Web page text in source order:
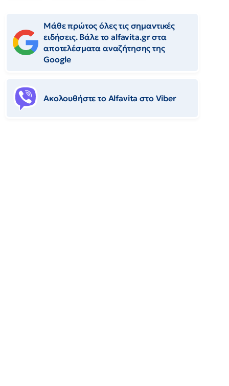
Μάθε πρώτος όλες τις σημαντικές
ειδήσεις. Βάλε το alfavita.gr στα
αποτελέσματα αναζήτησης της
Google
Ακολουθήστε το Αlfavita στο Viber